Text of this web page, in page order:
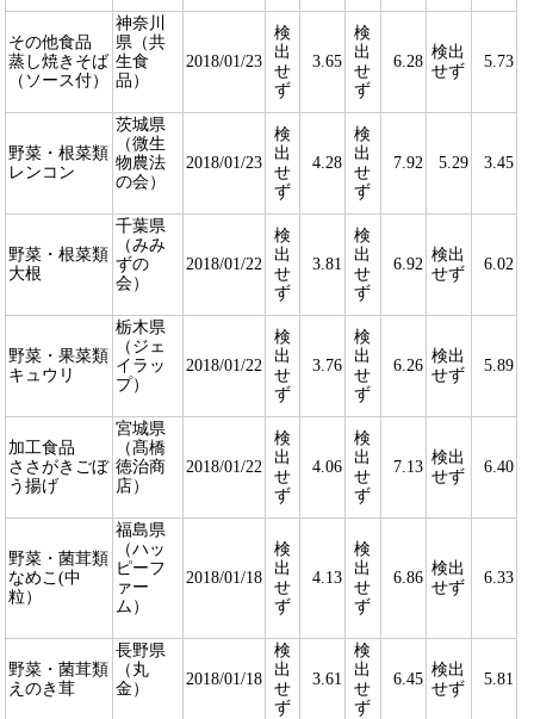
その他食品
蒸し焼きそば
（ソース付）
神奈川
県（共
生食
品）
2018/01/23
検
出
せ
ず
3.65
検
出
せ
ず
6.28
検出
せず
5.73
野菜・根菜類
レンコン
茨城県
（微生
物農法
の会）
2018/01/23
検
出
せ
ず
4.28
検
出
せ
ず
7.92 5.29 3.45
野菜・根菜類
大根
千葉県
（みみ
ずの
会）
2018/01/22
検
出
せ
ず
3.81
検
出
せ
ず
6.92
検出
せず
6.02
野菜・果菜類
キュウリ
栃木県
（ジェ
イラッ
プ）
2018/01/22
検
出
せ
ず
3.76
検
出
せ
ず
6.26
検出
せず
5.89
加工食品
ささがきごぼ
う揚げ
宮城県
（髙橋
徳治商
店）
2018/01/22
検
出
せ
ず
4.06
検
出
せ
ず
7.13
検出
せず
6.40
野菜・菌茸類
なめこ(中
粒）
福島県
（ハッ
ピーフ
ァー
ム）
2018/01/18
検
出
せ
ず
4.13
検
出
せ
ず
6.86
検出
せず
6.33
野菜・菌茸類
えのき茸
長野県
（丸
金）
2018/01/18
検
出
せ
ず
3.61
検
出
せ
ず
6.45
検出
せず
5.81